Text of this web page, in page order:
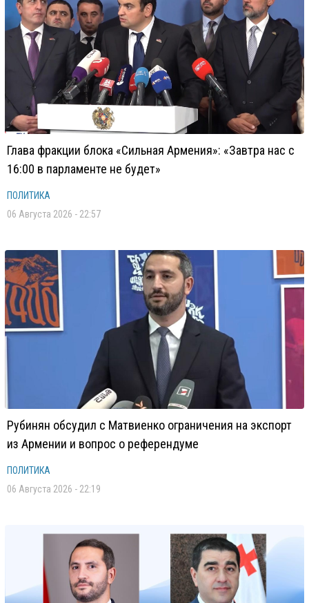
Глава фракции блока «Сильная Армения»: «Завтра нас с
16:00 в парламенте не будет»
ПОЛИТИКА
06 Августа 2026 - 22:57
Рубинян обсудил с Матвиенко ограничения на экспорт
из Армении и вопрос о референдуме
ПОЛИТИКА
06 Августа 2026 - 22:19